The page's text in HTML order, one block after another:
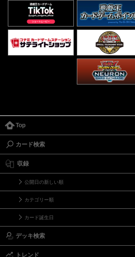
Top
カード検索
収録
公開日の新しい順
カテゴリー順
カード誕生日
デッキ検索
トレンド